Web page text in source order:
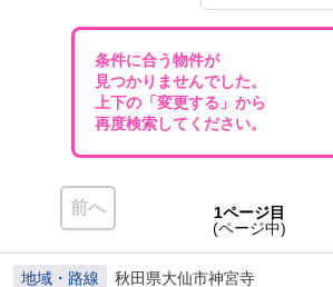
条件に合う物件が
見つかりませんでした。
上下の「変更する」から
再度検索してください。
前へ
1ページ目
(ページ中)
地域・路線 秋田県大仙市神宮寺